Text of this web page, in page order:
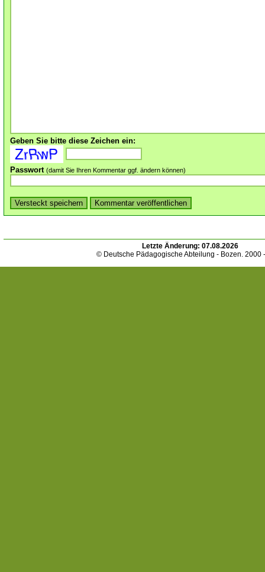
Geben Sie bitte diese Zeichen ein:
Passwort (damit Sie Ihren Kommentar ggf. ändern können)
Letzte Änderung: 07.08.2026
© Deutsche Pädagogische Abteilung - Bozen. 2000